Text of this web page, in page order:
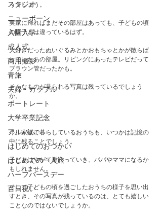
スタジオ
ニューボーン
入園入学
成人式
商用撮影
青旅
夫婦・カップル
ポートレート
大学卒業記念
アルバム
はじめてのおつかい
はじめての一人旅
ハーフバースデー
百日祝い
うでしょう。
実家に帰ればまだその部屋はあっても、子どもの頃
の様子とは違っているはず。
大好きだったぬいぐるみとかおもちゃとかが散らば
っていたあの部屋。リビングにあったテレビだって
ブラウン管だったかも。
そんなものが見られる写真は残っているでしょう
か。
今、家族で暮らしているおうちも、いつかは記憶の
中に残ることでしょう。
子どもはやがて巣立っていき、パパやママになるか
もしれません。
そして子どもの頃を過ごしたおうちの様子を思い出
すとき、その写真が残っているのは、とても嬉しい
ことなのではないでしょうか。